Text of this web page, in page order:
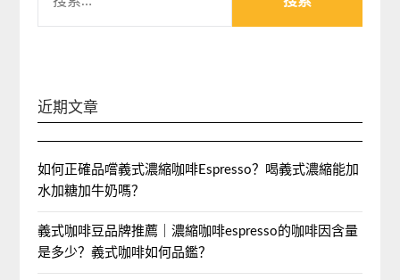
索：
近期文章
如何正確品嚐義式濃縮咖啡Espresso？喝義式濃縮能加
水加糖加牛奶嗎？
義式咖啡豆品牌推薦｜濃縮咖啡espresso的咖啡因含量
是多少？義式咖啡如何品鑑？